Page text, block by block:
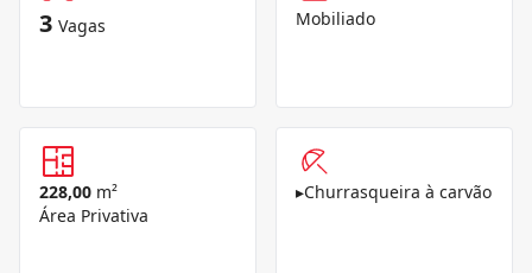
3 Vagas Mobiliado
228,00 m²
Área Privativa
▸Churrasqueira à carvão